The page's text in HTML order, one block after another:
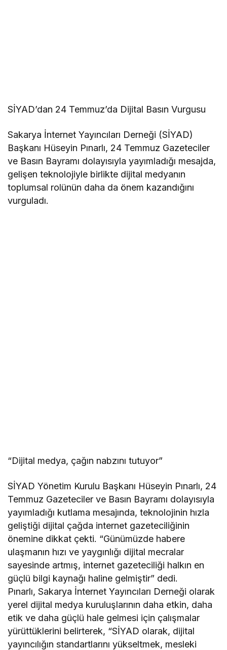
SİYAD’dan 24 Temmuz’da Dijital Basın Vurgusu
Sakarya İnternet Yayıncıları Derneği (SİYAD)
Başkanı Hüseyin Pınarlı, 24 Temmuz Gazeteciler
ve Basın Bayramı dolayısıyla yayımladığı mesajda,
gelişen teknolojiyle birlikte dijital medyanın
toplumsal rolünün daha da önem kazandığını
vurguladı.
“Dijital medya, çağın nabzını tutuyor”
SİYAD Yönetim Kurulu Başkanı Hüseyin Pınarlı, 24
Temmuz Gazeteciler ve Basın Bayramı dolayısıyla
yayımladığı kutlama mesajında, teknolojinin hızla
geliştiği dijital çağda internet gazeteciliğinin
önemine dikkat çekti. “Günümüzde habere
ulaşmanın hızı ve yaygınlığı dijital mecralar
sayesinde artmış, internet gazeteciliği halkın en
güçlü bilgi kaynağı haline gelmiştir” dedi.
Pınarlı, Sakarya İnternet Yayıncıları Derneği olarak
yerel dijital medya kuruluşlarının daha etkin, daha
etik ve daha güçlü hale gelmesi için çalışmalar
yürüttüklerini belirterek, “SİYAD olarak, dijital
yayıncılığın standartlarını yükseltmek, mesleki